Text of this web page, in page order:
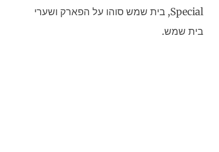
Special, בית שמש סוהו על הפארק ושערי
בית שמש.